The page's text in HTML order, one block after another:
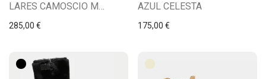
LARES CAMOSCIO MORO
285,00 €
AZUL CELESTA
175,00 €